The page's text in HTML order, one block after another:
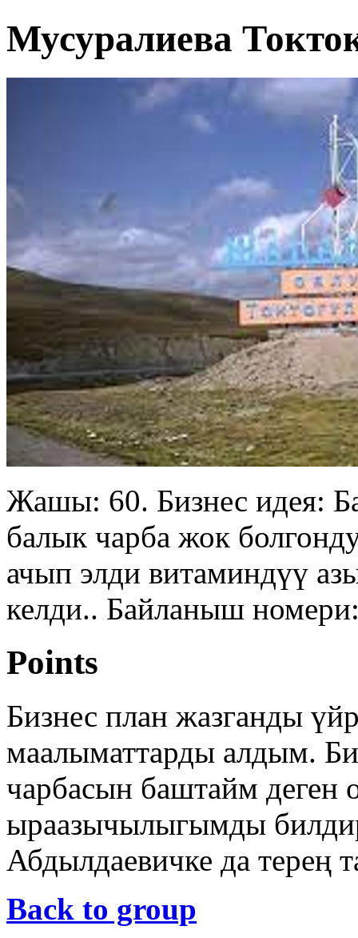
Мусуралиева
Жашы: 60. Бизнес идея:
балык чарба жок
ачып элди витаминдүү
келди.. Байланыш
Points
Бизнес план жазганды
маалыматтарды алдым.
чарбасын баштайм деген
ыраазычылыгымды
Абдылдаевичке да терең
Back to group